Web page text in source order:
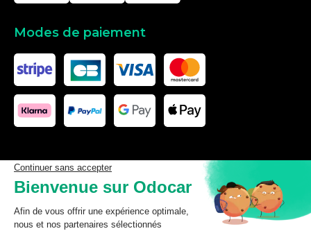
Modes de paiement
Les données affichées ici, particulièrement la base de donnée
complète, ne doivent pas être copiées. Il est interdit d’exploiter les
données ou la base de données complète, de laisser un tiers les
exploiter, ni de les rendre accessible à un tiers, sans accord
préalable de TecDoc. Toute infraction constitue une violation des